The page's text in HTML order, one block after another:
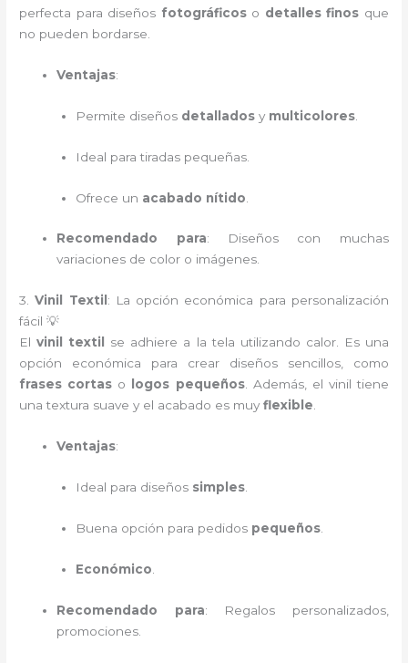
perfecta para diseños fotográficoso detalles finos que
no pueden bordarse.
Ventajas:
Permite diseños detalladosy multicolores.
Ideal para tiradas pequeñas.
Ofrece un acabado nítido
Recomendado para: Diseños con muchas
variaciones de color o imágenes.
3.Vinil Textil : La opción económica para personalización
fácil 💡
Elvinil textil
se adhiere a la tela utilizando calor. Es una
opción económica para crear diseños sencillos, como
frases cortas o logos pequeños. Además, el vinil tiene
una textura suave y el acabado es muyflexible.
Ventajas:
Ideal para diseños simples.
Buena opción para pedidos pequeños.
Económico
Recomendado para: Regalos personalizados,
promociones.